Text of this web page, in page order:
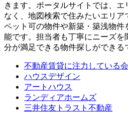
きます。ポータルサイトでは、
なく、地図検索で住みたいエリア
ペット可の物件や新築・築浅物
能です。担当者も丁寧にニーズを
分が満足できる物件探しができる
不動産賃貸に注力している
ハウスデザイン
アートハウス
ランディアホームズ
三井住友トラスト不動産